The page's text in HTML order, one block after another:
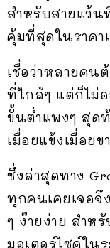
สำหรับสายแว้น
คุ้มที่สุดในราคา
เชื่อว่าหลายคน
ที่ใกล้ๆ แต่ก็ไม่อ
ขั้นต่ำแพงๆ สุด
เมื่อยแข้งเมื่อยขา
ซึ่งล่าสุดทาง
ทุกคนเคยเจอจึ
ๆ ง๊ายง่าย สำห
มอเตอร์ไซค์ใน